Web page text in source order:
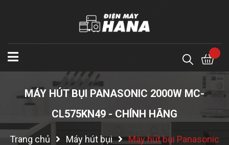
MÁY HÚT BỤI PANASONIC 2000W MC-
CL575KN49 - CHÍNH HÃNG
Trang chủ Máy hút bụi
Máy hút bụi Panasonic